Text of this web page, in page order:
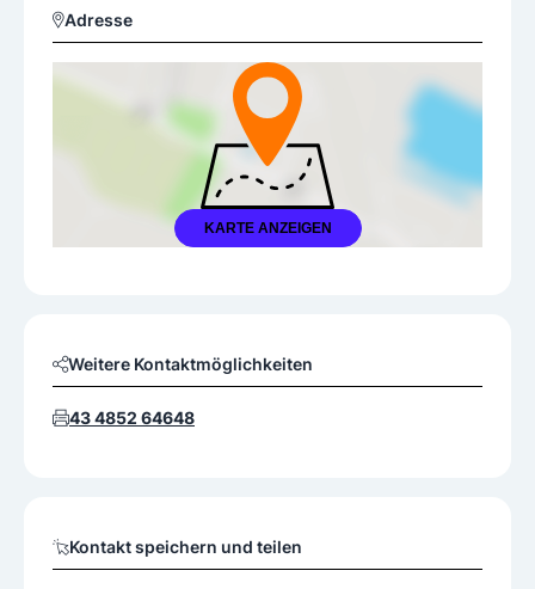
Adresse
KARTE ANZEIGEN
Weitere Kontaktmöglichkeiten
43 4852 64648
Kontakt speichern und teilen